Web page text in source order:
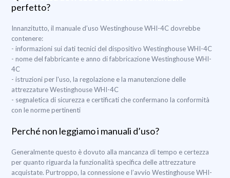
perfetto?
Innanzitutto, il manuale d’uso Westinghouse WHI-4C dovrebbe
contenere:
- informazioni sui dati tecnici del dispositivo Westinghouse WHI-4C
- nome del fabbricante e anno di fabbricazione Westinghouse WHI-
4C
- istruzioni per l'uso, la regolazione e la manutenzione delle
attrezzature Westinghouse WHI-4C
- segnaletica di sicurezza e certificati che confermano la conformità
con le norme pertinenti
Perché non leggiamo i manuali d’uso?
Generalmente questo è dovuto alla mancanza di tempo e certezza
per quanto riguarda la funzionalità specifica delle attrezzature
acquistate. Purtroppo, la connessione e l’avvio Westinghouse WHI-